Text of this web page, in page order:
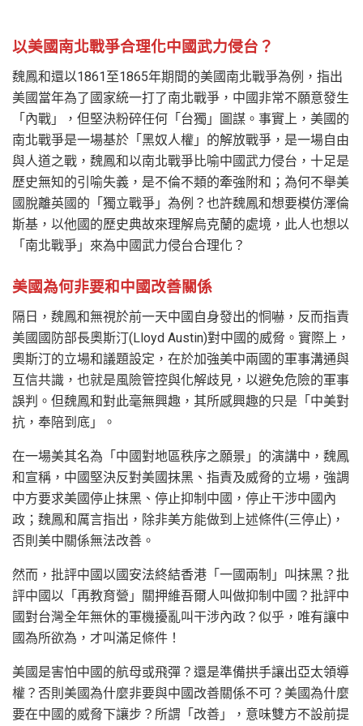
以美國南北戰爭合理化中國武力侵台？
魏鳳和還以1861至1865年期間的美國南北戰爭為例，指出
美國當年為了國家統一打了南北戰爭，中國非常不願意發生
「內戰」，但堅決粉碎任何「台獨」圖謀。事實上，美國的
南北戰爭是一場基於「黑奴人權」的解放戰爭，是一場自由
與人道之戰，魏鳳和以南北戰爭比喻中國武力侵台，十足是
歷史無知的引喻失義，是不倫不類的牽強附和；為何不舉美
國脫離英國的「獨立戰爭」為例？也許魏鳳和想要模仿澤倫
斯基，以他國的歷史典故來理解烏克蘭的處境，此人也想以
「南北戰爭」來為中國武力侵台合理化？
美國為何非要和中國改善關係
隔日，魏鳳和無視於前一天中國自身發出的恫嚇，反而指責
美國國防部長奧斯汀(Lloyd Austin)對中國的威脅。實際上，
奧斯汀的立場和議題設定，在於加強美中兩國的軍事溝通與
互信共識，也就是風險管控與化解歧見，以避免危險的軍事
誤判。但魏鳳和對此毫無興趣，其所感興趣的只是「中美對
抗，奉陪到底」。
在一場美其名為「中國對地區秩序之願景」的演講中，魏鳳
和宣稱，中國堅決反對美國抹黑、指責及威脅的立場，強調
中方要求美國停止抹黑、停止抑制中國，停止干涉中國內
政；魏鳳和厲言指出，除非美方能做到上述條件(三停止)，
否則美中關係無法改善。
然而，批評中國以國安法終結香港「一國兩制」叫抹黑？批
評中國以「再教育營」關押維吾爾人叫做抑制中國？批評中
國對台灣全年無休的軍機擾亂叫干涉內政？似乎，唯有讓中
國為所欲為，才叫滿足條件！
美國是害怕中國的航母或飛彈？還是準備拱手讓出亞太領導
權？否則美國為什麼非要與中國改善關係不可？美國為什麼
要在中國的威脅下讓步？所謂「改善」，意味雙方不設前提